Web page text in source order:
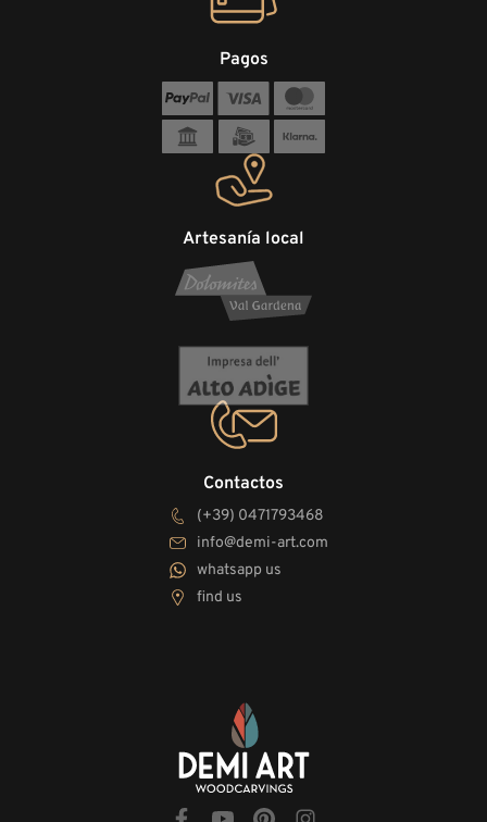
Contactos
(+39) 0471793468
info@demi-art.com
whatsapp us
find us
Artesanía local
Pagos